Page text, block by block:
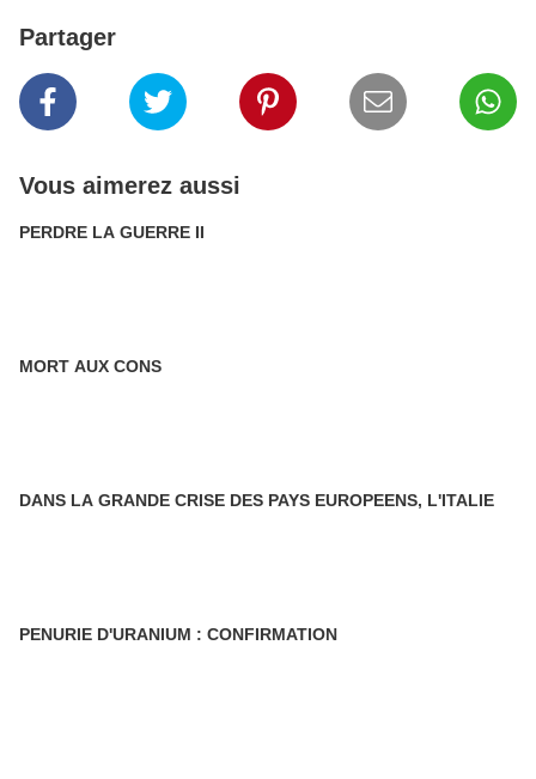
Partager
Vous aimerez aussi
PERDRE LA GUERRE II
MORT AUX CONS
DANS LA GRANDE CRISE DES PAYS EUROPEENS, L'ITALIE
PENURIE D'URANIUM : CONFIRMATION